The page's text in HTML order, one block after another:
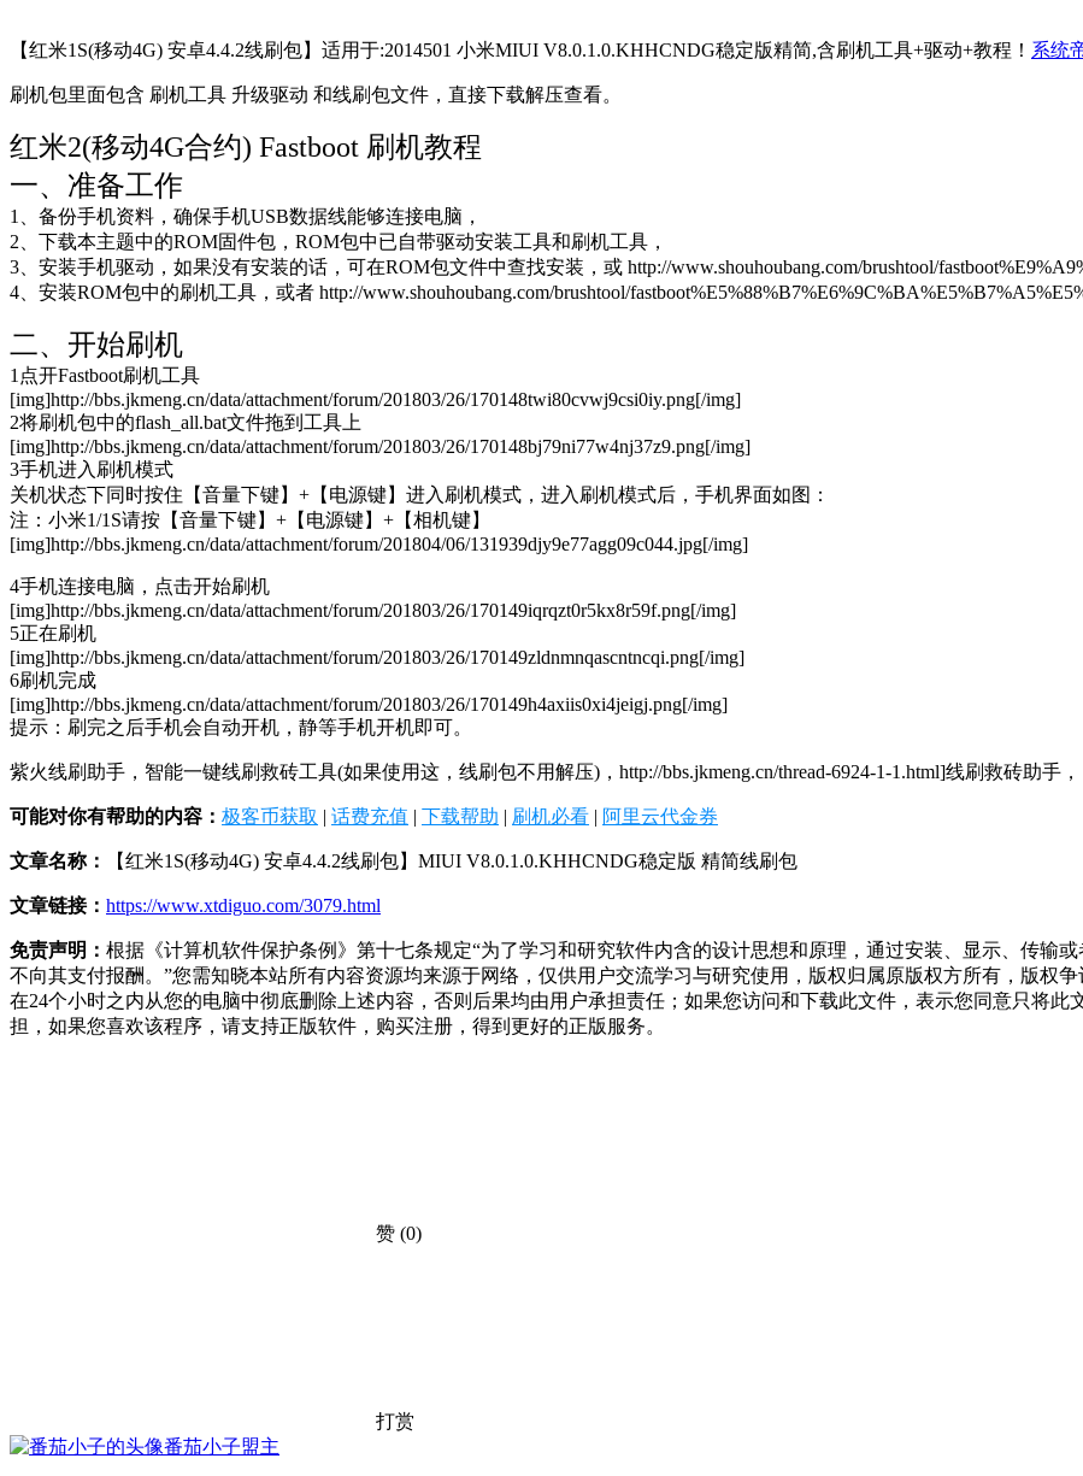
【红米1S(移动4G) 安卓4.4.2线刷包】适用于:2014501 小米MIUI V8.0.1.0.KHHCNDG稳定版精简,含刷机工具+驱动+教程！ 系统
刷机包里面包含 刷机工具 升级驱动 和线刷包文件，直接下载解压查看。
红米2(移动4G合约) Fastboot 刷机教程
一、准备工作
1、备份手机资料，确保手机USB数据线能够连接电脑，
2、下载本主题中的ROM固件包，ROM包中已自带驱动安装工具和刷机工具，
3、安装手机驱动，如果没有安装的话，可在ROM包文件中查找安装，或 http://www.shouhoubang.com/brushtool/
4、安装ROM包中的刷机工具，或者 http://www.shouhoubang.com/brushtool/
二、开始刷机
1点开Fastboot刷机工具
[img]http://bbs.jkmeng.cn/data/attachment/forum/201803/26/170148twi80cvwj9csi0iy.png[/img]
2将刷机包中的flash_all.bat文件拖到工具上
[img]http://bbs.jkmeng.cn/data/attachment/forum/201803/26/170148bj79ni77w4nj37z9.png[/img]
3手机进入刷机模式
关机状态下同时按住【音量下键】+【电源键】进入刷机模式，进入刷机模式后，手机界面如图：
注：小米1/1S请按【音量下键】+【电源键】+【相机键】
[img]http://bbs.jkmeng.cn/data/attachment/forum/201804/06/131939djy9e77agg09c044.jpg[/img]
4手机连接电脑，点击开始刷机
[img]http://bbs.jkmeng.cn/data/attachment/forum/201803/26/170149iqrqzt0r5kx8r59f.png[/img]
5正在刷机
[img]http://bbs.jkmeng.cn/data/attachment/forum/201803/26/170149zldnmnqascntncqi.png[/img]
6刷机完成
[img]http://bbs.jkmeng.cn/data/attachment/forum/201803/26/170149h4axiis0xi4jeigj.png[/img]
提示：刷完之后手机会自动开机，静等手机开机即可。
紫火线刷助手，智能一键线刷救砖工具(如果使用这，线刷包不用解压)，http://bbs.jkmeng.cn/thread-6924-1-1.html]线刷救砖助手，
可能对你有帮助的内容： 极客币获取 | 话费充值 | 下载帮助 | 刷机必看 | 阿里云代金券
文章名称： 【红米1S(移动4G) 安卓4.4.2线刷包】MIUI V8.0.1.0.KHHCNDG稳定版 精简线刷包
文章链接： https://www.xtdiguo.com/3079.html
免责声明： 根据《计算机软件保护条例》第十七条规定“为了学习和研究软件内含的设计思想和原理，通过安装、显示、传输
不向其支付报酬。”您需知晓本站所有内容资源均来源于网络，仅供用户交流学习与研究使用，版权归属原版权方所有，版权
在24个小时之内从您的电脑中彻底删除上述内容，否则后果均由用户承担责任；如果您访问和下载此文件，表示您同意只将
担，如果您喜欢该程序，请支持正版软件，购买注册，得到更好的正版服务。
赞 (0)
打赏
番茄小子盟主